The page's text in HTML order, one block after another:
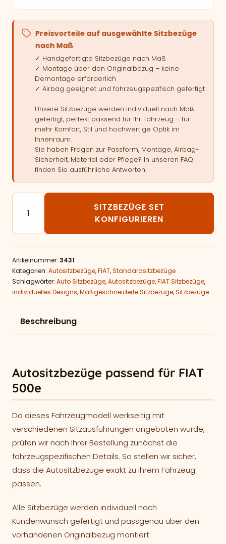
Preisvorteile auf ausgewählte Sitzbezüge
nach Maß
✓ Handgefertigte Sitzbezüge nach Maß
✓ Montage über den Originalbezug – keine
Demontage erforderlich
✓ Airbag geeignet und fahrzeugspezifisch gefertigt
Unsere Sitzbezüge werden individuell nach Maß
gefertigt, perfekt passend für Ihr Fahrzeug – für
mehr Komfort, Stil und hochwertige Optik im
Innenraum.
Sie haben Fragen zur Passform, Montage, Airbag-
Sicherheit, Material oder Pflege? In unseren FAQ
finden Sie ausführliche Antworten.
Autositzbezüge passend für FIAT 500e Menge
SITZBEZÜGE SET
KONFIGURIEREN
Artikelnummer: 3431
Kategorien: Autositzbezüge,FIAT,Standardsitzbezüge
Schlagwörter: Auto Sitzbezüge,Autositzbezüge,FIAT Sitzbezüge,
individuelles Designs,Maßgeschneiderte Sitzbezüge,Sitzbezüge
Beschreibung
Autositzbezüge passend für FIAT
500e
Da dieses Fahrzeugmodell werkseitig mit
verschiedenen Sitzausführungen angeboten wurde,
prüfen wir nach Ihrer Bestellung zunächst die
fahrzeugspezifischen Details. So stellen wir sicher,
dass die Autositzbezüge exakt zu Ihrem Fahrzeug
passen.
Alle Sitzbezüge werden individuell nach
Kundenwunsch gefertigt und passgenau über den
vorhandenen Originalbezug montiert.